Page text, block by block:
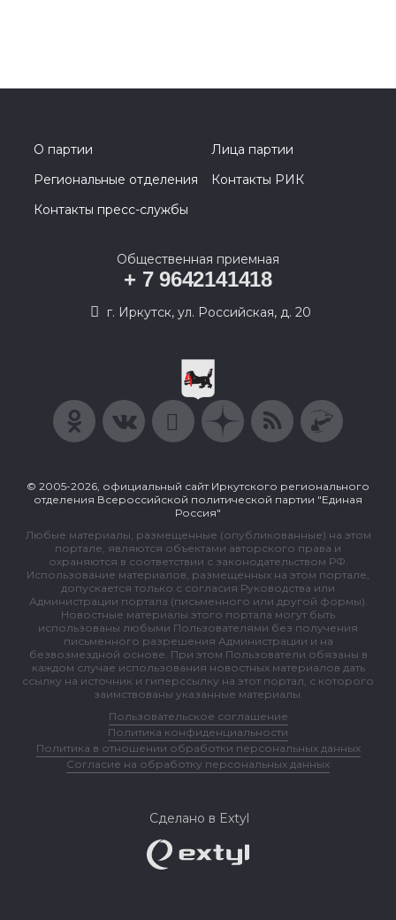
О партии
Лица партии
Региональные отделения
Контакты РИК
Контакты пресс-службы
Общественная приемная
+ 7 9642141418
г. Иркутск, ул. Российская, д. 20
© 2005-2026, официальный сайт Иркутского регионального
отделения Всероссийской политической партии "Единая
Россия"
Любые материалы, размещенные (опубликованные) на этом
портале, являются объектами авторского права и
охраняются в соответствии с законодательством РФ.
Использование материалов, размещенных на этом портале,
допускается только с согласия Руководства или
Администрации портала (письменного или другой формы).
Новостные материалы этого портала могут быть
использованы любыми Пользователями без получения
письменного разрешения Администрации и на
безвозмездной основе. При этом Пользователи обязаны в
каждом случае использования новостных материалов дать
ссылку на источник и гиперссылку на этот портал, с которого
заимствованы указанные материалы.
Пользовательское соглашение
Политика конфиденциальности
Политика в отношении обработки персональных данных
Согласие на обработку персональных данных
Сделано в Extyl